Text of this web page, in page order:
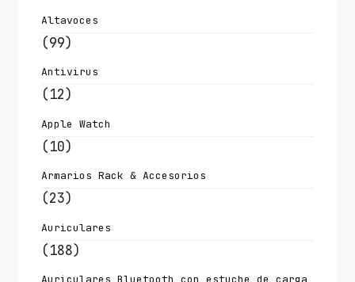
Altavoces
(99)
Antivirus
(12)
Apple Watch
(10)
Armarios Rack & Accesorios
(23)
Auriculares
(188)
Auriculares Bluetooth con estuche de carga